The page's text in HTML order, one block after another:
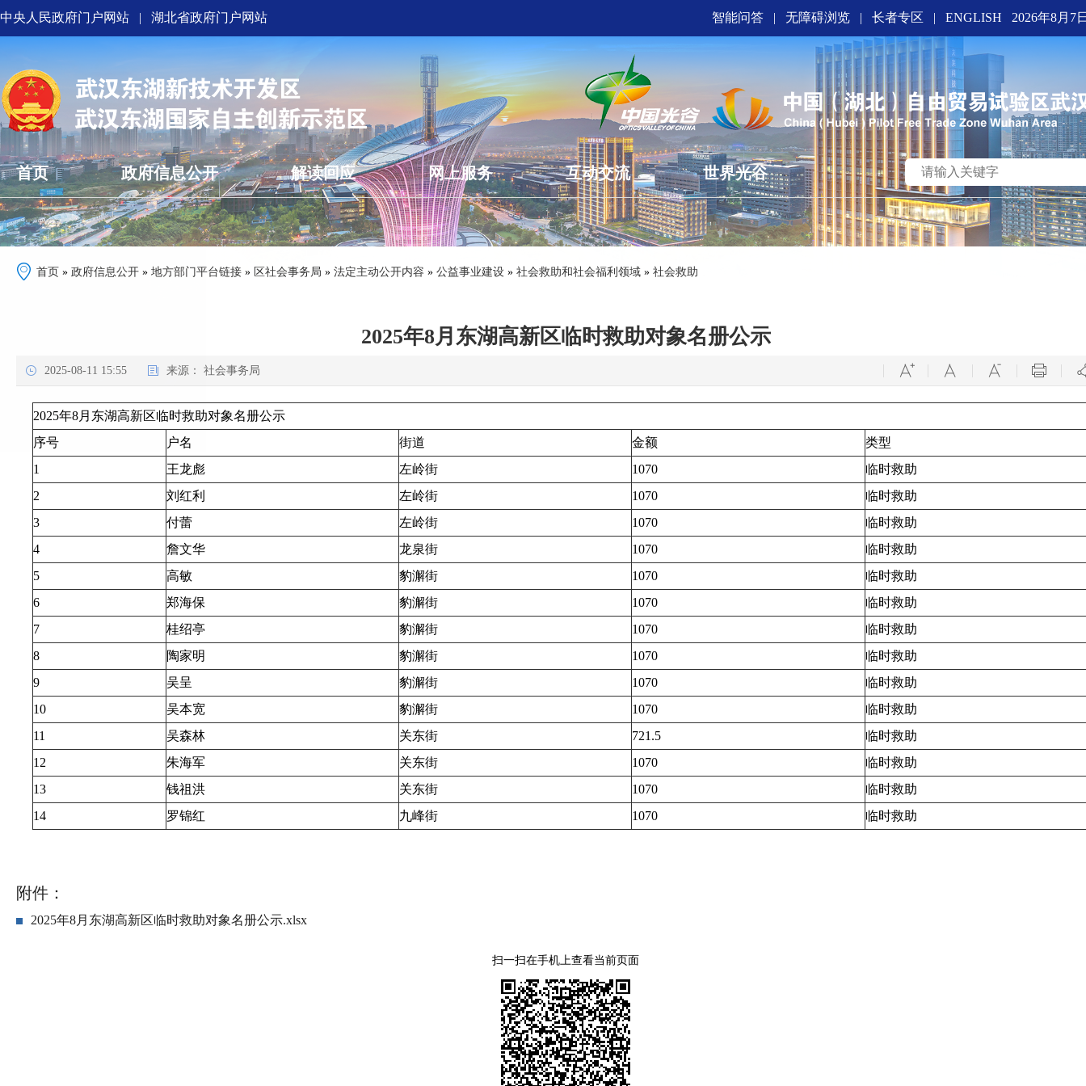
中央人民政府门户网站 | 湖北省政府门户网站 智能问答 | 无障碍浏览 | 长者专区 | ENGLISH 2026年8月7
首页 政府信息公开 解读回应 网上服务 互动交流 世界光谷
首页 » 政府信息公开 » 地方部门平台链接 » 区社会事务局 » 法定主动公开内容 » 公益事业建设 » 社会救助和社会福利领域 » 社会救助
2025年8月东湖高新区临时救助对象名册公示
2025-08-11 15:55 来源： 社会事务局
2025年8月东湖高新区临时救助对象名册公示
序号
户名 街道 金额
类型
1
王龙彪 左岭街 1070
临时救助
2
刘红利 左岭街 1070
临时救助
3
付蕾 左岭街 1070
临时救助
4
詹文华 龙泉街 1070
临时救助
5
高敏 豹澥街 1070
临时救助
6
郑海保 豹澥街 1070
临时救助
7
桂绍亭 豹澥街 1070
临时救助
8
陶家明 豹澥街 1070
临时救助
9
吴呈 豹澥街 1070
临时救助
10
吴本宽 豹澥街 1070
临时救助
11
吴森林 关东街 721.5
临时救助
12
朱海军 关东街 1070
临时救助
13
钱祖洪 关东街 1070
临时救助
14
罗锦红 九峰街 1070 临时救助
附件：
2025年8月东湖高新区临时救助对象名册公示.xlsx
扫一扫在手机上查看当前页面